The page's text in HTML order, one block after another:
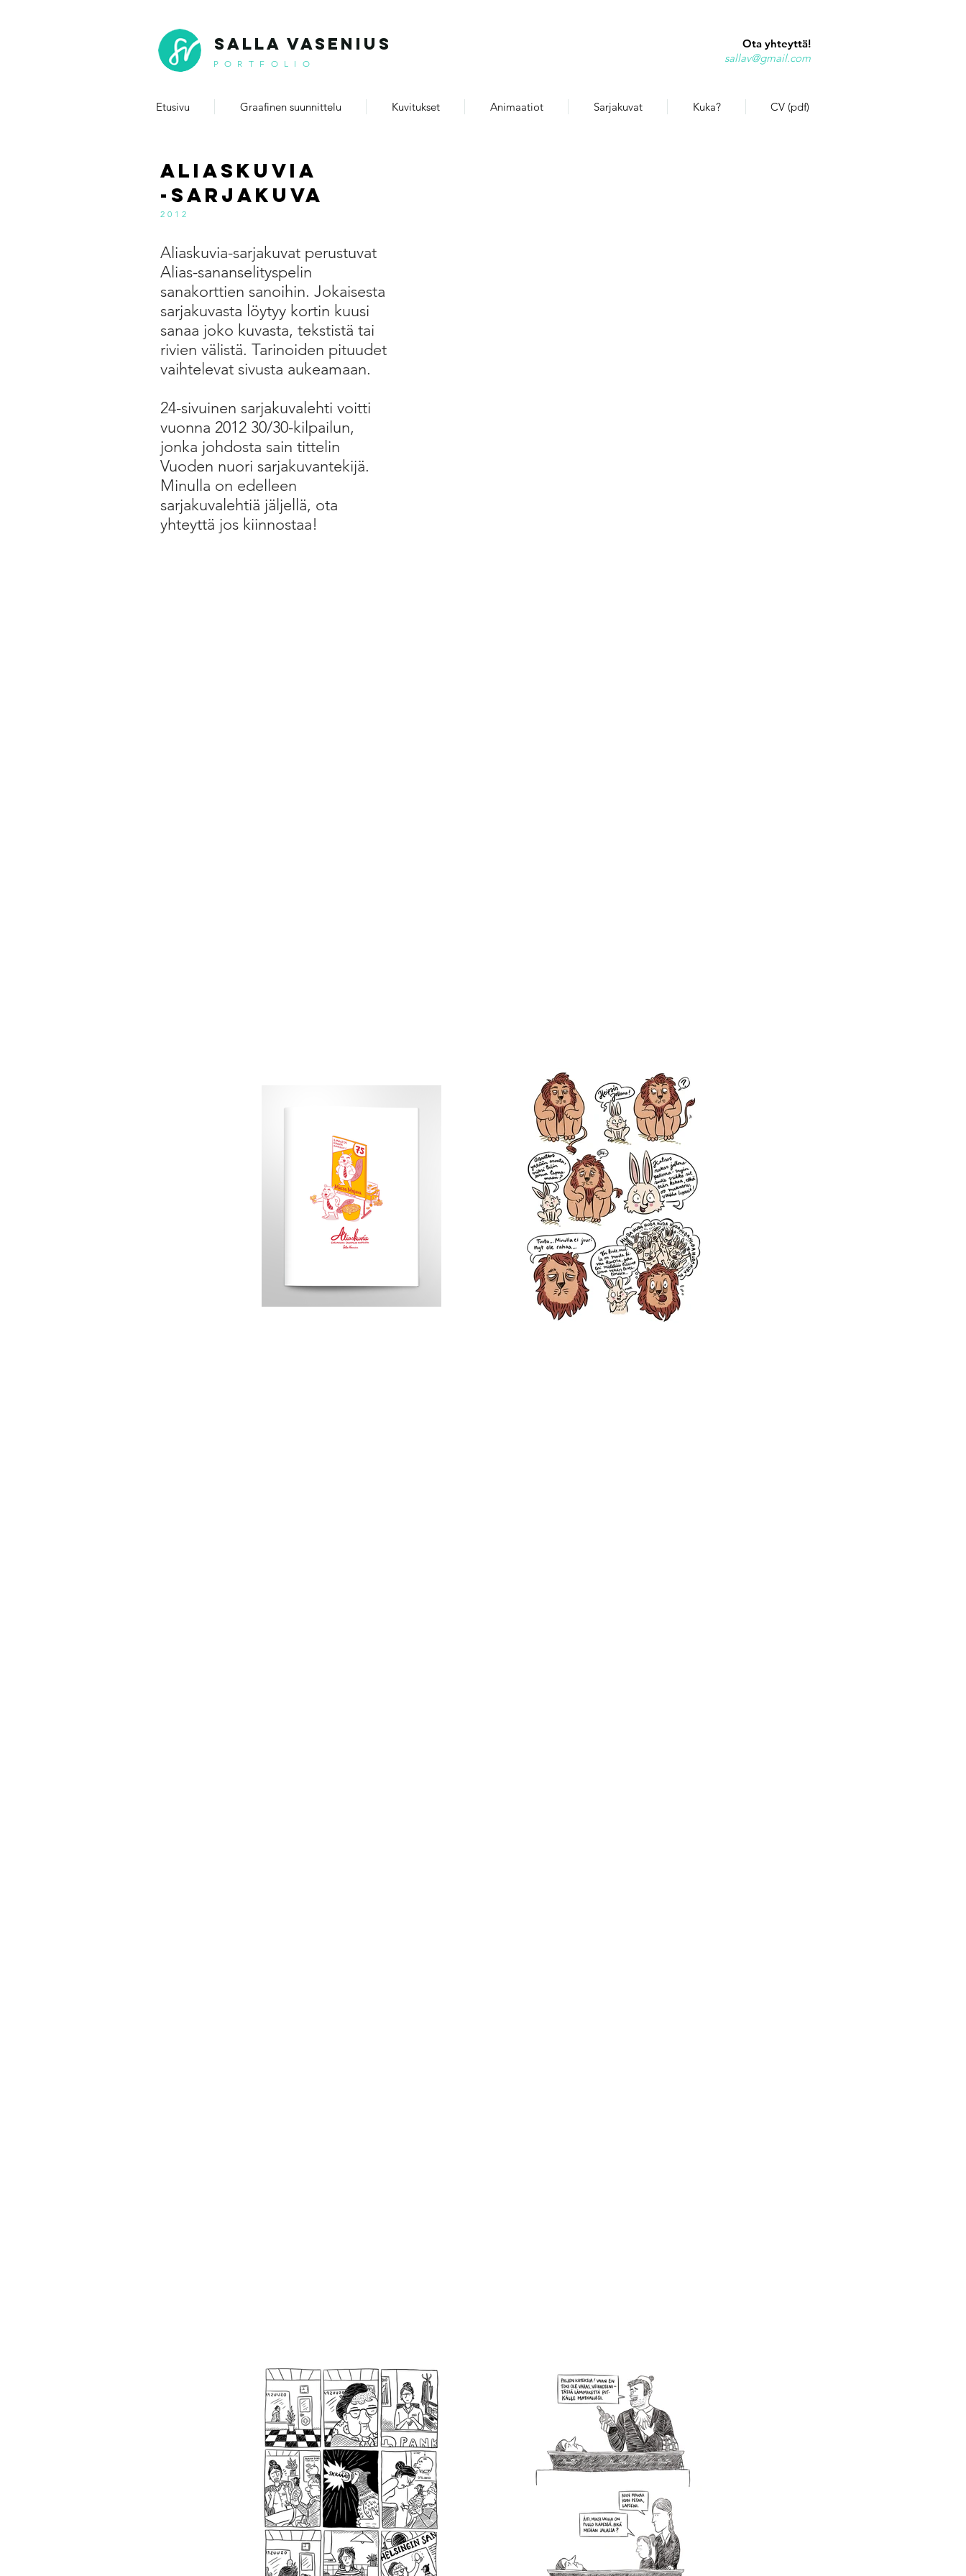
PORTFOLIO
SALLA VASENIUS
Ota yhteyttä!
sallav@gmail.com
Etusivu Graafinen suunnittelu Kuvitukset Animaatiot Sarjakuvat Kuka? CV (pdf)
Aliaskuvia
-sarjakuva
2012
Aliaskuvia-sarjakuvat perustuvat
Alias-sananselityspelin
sanakorttien sanoihin. Jokaisesta
sarjakuvasta löytyy kortin kuusi
sanaa joko kuvasta, tekstistä tai
rivien välistä. Tarinoiden pituudet
vaihtelevat sivusta aukeamaan.
24-sivuinen sarjakuvalehti voitti
vuonna 2012 30/30-kilpailun,
jonka johdosta sain tittelin
Vuoden nuori sarjakuvantekijä.
Minulla on edelleen
sarjakuvalehtiä jäljellä, ota
yhteyttä jos kiinnostaa!